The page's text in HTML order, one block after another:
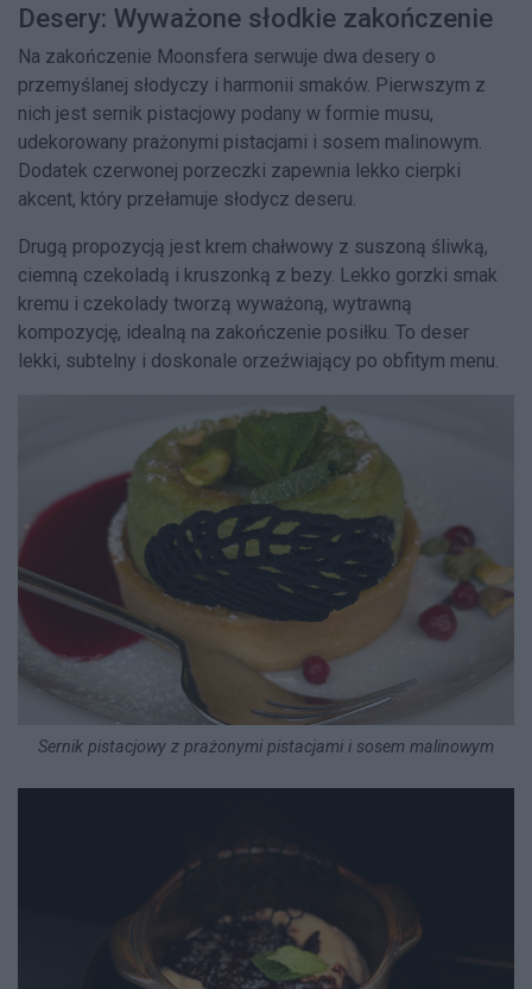
Desery: Wyważone słodkie zakończenie
Na zakończenie Moonsfera serwuje dwa desery o
przemyślanej słodyczy i harmonii smaków. Pierwszym z
nich jest sernik pistacjowy podany w formie musu,
udekorowany prażonymi pistacjami i sosem malinowym.
Dodatek czerwonej porzeczki zapewnia lekko cierpki
akcent, który przełamuje słodycz deseru.
Drugą propozycją jest krem chałwowy z suszoną śliwką,
ciemną czekoladą i kruszonką z bezy. Lekko gorzki smak
kremu i czekolady tworzą wyważoną, wytrawną
kompozycję, idealną na zakończenie posiłku. To deser
lekki, subtelny i doskonale orzeźwiający po obfitym menu.
Sernik pistacjowy z prażonymi pistacjami i sosem malinowym